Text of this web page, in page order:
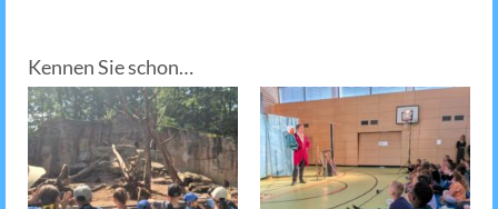
Kennen Sie schon…